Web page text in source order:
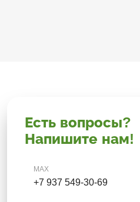
Есть вопросы?
Напишите нам!
MAX
+7 937 549-30-69